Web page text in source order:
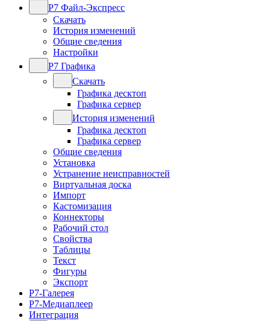
Р7 Файл-Экспресс
Скачать
История изменений
Общие сведения
Настройки
Р7 Графика
Скачать
Графика десктоп
Графика сервер
История изменений
Графика десктоп
Графика сервер
Общие сведения
Установка
Устранение неисправностей
Виртуальная доска
Импорт
Кастомизация
Коннекторы
Рабочий стол
Свойства
Таблицы
Текст
Фигуры
Экспорт
Р7-Галерея
Р7-Медиаплеер
Интеграция